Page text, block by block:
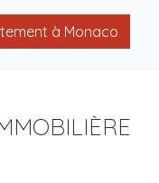
à Monaco